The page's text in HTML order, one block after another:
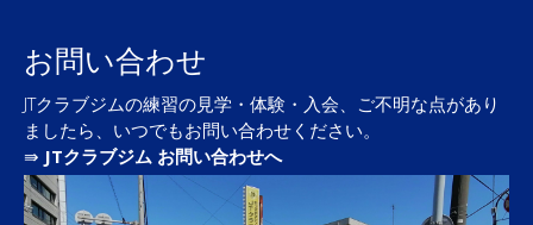
お問い合わせ
JTクラブジムの練習の見学・体験・入会、ご不明な点があり
ましたら、いつでもお問い合わせください。
⇛ JTクラブジム お問い合わせへ